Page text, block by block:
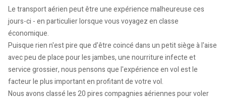
Le transport aérien peut être une expérience malheureuse ces
jours-ci - en particulier lorsque vous voyagez en classe
économique.
Puisque rien n'est pire que d'être coincé dans un petit siège à l'aise
avec peu de place pour les jambes, une nourriture infecte et
service grossier, nous pensons que l'expérience en vol est le
facteur le plus important en profitant de votre vol.
Nous avons classé les 20 pires compagnies aériennes pour voler